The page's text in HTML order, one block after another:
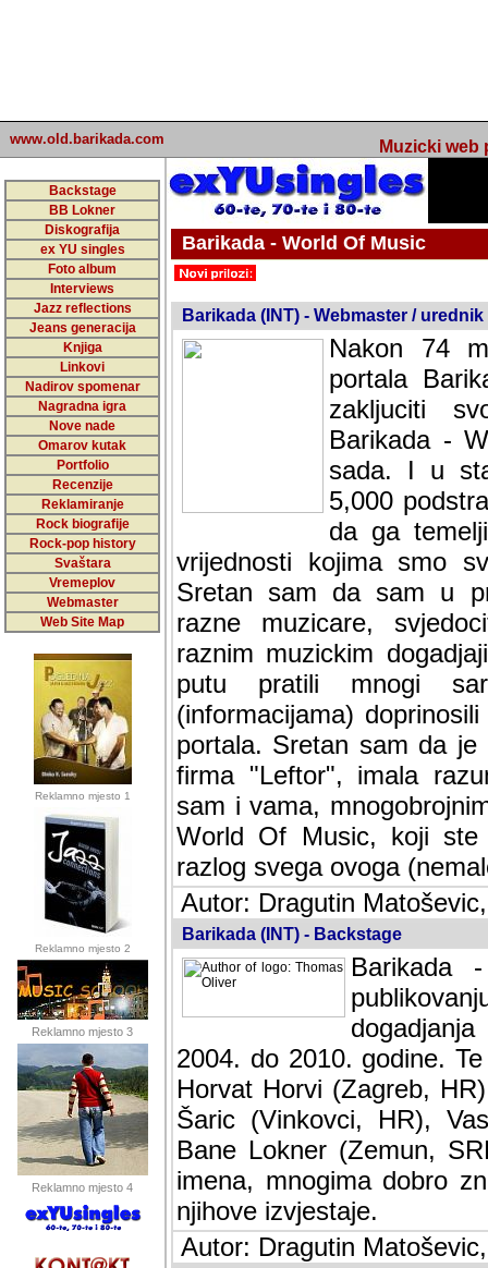
www.old.barikada.com Muzicki web
Backstage
BB Lokner
Diskografija
ex YU singles
Foto album
Interviews
Jazz reflections
Jeans generacija
Knjiga
Linkovi
Nadirov spomenar
Nagradna igra
Nove nade
Omarov kutak
Portfolio
Recenzije
Reklamiranje
Rock biografije
Rock-pop history
Svaštara
Vremeplov
Webmaster
Web Site Map
Reklamno mjesto 1
Reklamno mjesto 2
Reklamno mjesto 3
Reklamno mjesto 4
Barikada - World Of Music
Barikada (INT) - Webmaster / urednik
Nakon 74
portala
zakljuciti
Barikada -
sada. I u
5,000
da ga
vrijednosti kojima smo
Sretan sam da sam u
muzicare, svjedociti
muzickim dogadjajima...
mnogi saradnici koji
doprinosili vrijednosti i
sam da je i moj web
imala razumijevanja za
mnogobrojnim
Music, koji ste ga
ovoga (nemalog) rada.
Autor: Dragutin
Barikada (INT) - Backstage
Barikada
2004. do 2010. godine.
Horvat Horvi (Zagreb,
Šaric (Vinkovci, HR),
Bane Lokner (Zemun,
imena, mnogima dobro
njihove izvjestaje.
Autor: Dragutin